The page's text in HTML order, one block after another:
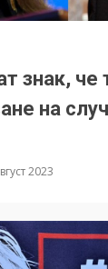
знак, че
на
2023